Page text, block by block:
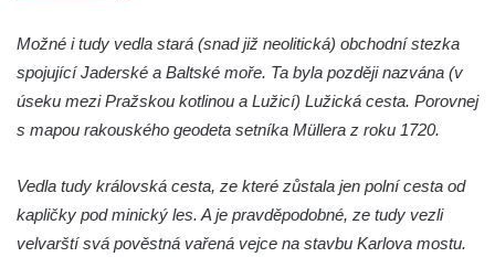
Křížová cesta Římov – XXII. kaple – Šimon
Křížová cesta Římov – XXI. kaple –
Popravní brána
Křížová cesta Římov – XX. kaple – Svatá
Možné i tudy vedla stará (snad již neolitická) obchodní stezka
spojující Jaderské a Baltské moře. Ta byla později nazvána (v
úseku mezi Pražskou kotlinou a Lužicí) Lužická cesta. Porovnej
s mapou rakouského geodeta setníka Müllera z roku 1720.
Vedla tudy královská cesta, ze které zůstala jen polní cesta od
kapličky pod minický les. A je pravděpodobné, ze tudy vezli
velvarští svá pověstná vařená vejce na stavbu Karlova mostu.